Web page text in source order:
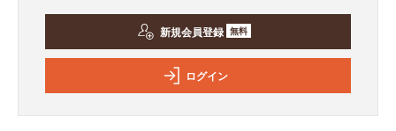
新規会員登録 無料
ログイン